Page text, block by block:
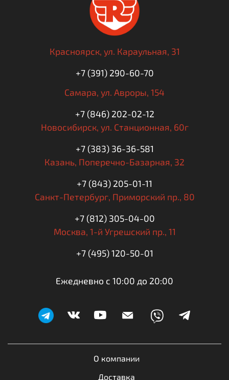
О компании
Доставка
Красноярск, ул. Караульная, 31
+7 (391) 290-60-70
Самара, ул. Авроры, 154
+7 (846) 202-02-12
Новосибирск, ул. Станционная, 60г
+7 (383) 36-36-581
Казань, Поперечно-Базарная, 32
+7 (843) 205-01-11
Санкт-Петербург, Приморский пр., 80
+7 (812) 305-04-00
Москва, 1-й Угрешский пр., 11
+7 (495) 120-50-01
Ежедневно с 10:00 до 20:00